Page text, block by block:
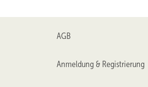
AGB
Anmeldung & Registrierung